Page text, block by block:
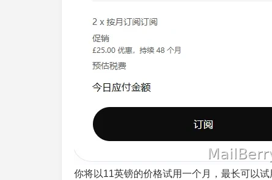
你将以11英镑的价格试用一个月，最长可以